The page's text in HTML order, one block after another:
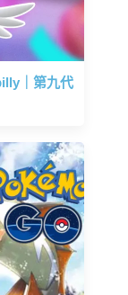
｜第九代